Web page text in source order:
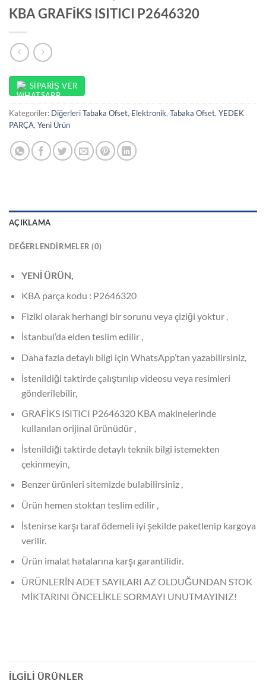
KBA GRAFİKS ISITICI P2646320
SIPARIŞ VER
Kategoriler: Diğerleri Tabaka Ofset, Elektronik, Tabaka Ofset, YEDEK
PARÇA, Yeni Ürün
AÇIKLAMA
DEĞERLENDIRMELER (0)
YENİ ÜRÜN,
KBA parça kodu : P2646320
Fiziki olarak herhangi bir sorunu veya çiziği yoktur ,
İstanbul’da elden teslim edilir ,
Daha fazla detaylı bilgi için WhatsApp’tan yazabilirsiniz,
İstenildiği taktirde çalıştırılıp videosu veya resimleri
gönderilebilir,
GRAFİKS ISITICI P2646320 KBA makinelerinde
kullanılan orijinal ürünüdür ,
İstenildiği taktirde detaylı teknik bilgi istemekten
çekinmeyin,
Benzer ürünleri sitemizde bulabilirsiniz ,
Ürün hemen stoktan teslim edilir ,
İstenirse karşı taraf ödemeli iyi şekilde paketlenip kargoya
verilir.
Ürün imalat hatalarına karşı garantilidir.
ÜRÜNLERİN ADET SAYILARI AZ OLDUĞUNDAN STOK
MİKTARINI ÖNCELİKLE SORMAYI UNUTMAYINIZ!
İLGILI ÜRÜNLER